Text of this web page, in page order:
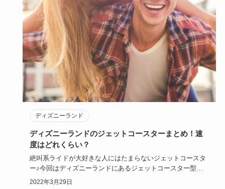
ディズニーランド
ディズニーランドのジェットコースターまとめ！速
度はどれくらい？
絶叫系ライドが大好きな人にはたまらないジェットコースタ
ー♪今回はディズニーランドにあるジェットコースター型ラ
イドを特集しま…
2022年3月29日